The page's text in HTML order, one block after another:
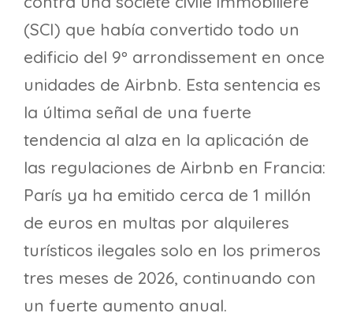
(SCI) que había convertido todo un
edificio del 9º arrondissement en once
unidades de Airbnb. Esta sentencia es
la última señal de una fuerte
tendencia al alza en la aplicación de
las regulaciones de Airbnb en Francia:
París ya ha emitido cerca de 1 millón
de euros en multas por alquileres
turísticos ilegales solo en los primeros
tres meses de 2026, continuando con
un fuerte aumento anual.